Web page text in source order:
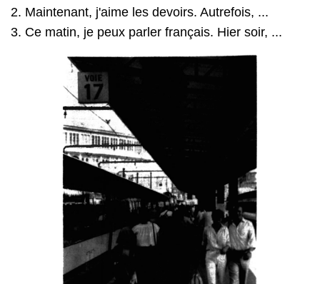
Maintenant, j'aime les devoirs. Autrefois, ...
Ce matin, je peux parler français. Hier soir, ...